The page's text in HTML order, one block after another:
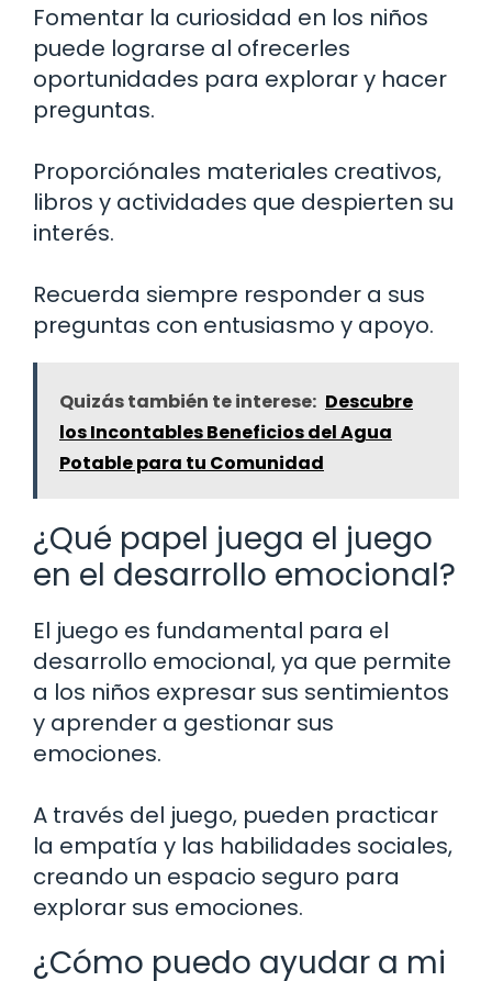
Fomentar la curiosidad en los niños
puede lograrse al ofrecerles
oportunidades para explorar y hacer
preguntas.
Proporciónales materiales creativos,
libros y actividades que despierten su
interés.
Recuerda siempre responder a sus
preguntas con entusiasmo y apoyo.
Quizás también te interese: Descubre
los Incontables Beneficios del Agua
Potable para tu Comunidad
¿Qué papel juega el juego
en el desarrollo emocional?
El juego es fundamental para el
desarrollo emocional, ya que permite
a los niños expresar sus sentimientos
y aprender a gestionar sus
emociones.
A través del juego, pueden practicar
la empatía y las habilidades sociales,
creando un espacio seguro para
explorar sus emociones.
¿Cómo puedo ayudar a mi